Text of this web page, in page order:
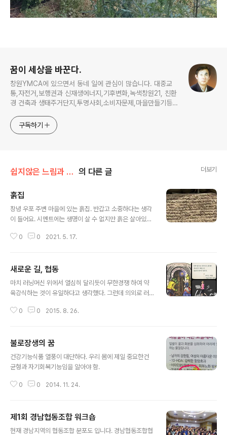
꿈이 세상을 바꾼다.
창원YMCA에 있으면서 동네 일에 관심이 많습니다. 대중교
통,자전거,보행권과 신재생에너지,기후변화,녹색창원21, 친환
경 건축과 생태주거단지,투명사회,소비자문제,마을만들기등...
구독하기
쉽지않은 느림과 비움 의 다른 글 더보기
훍집
창녕 우포 주변 마을에 있는 흙집. 반갑고 소중하다는 생각
이 들어요. 시멘트에는 생명이 살 수 없지만 흙은 살아있어
0 0 2021. 5. 17.
새로운 길, 협동
마치 러닝머신 위에서 열심히 달리듯이 무한경쟁 하여 약
육강식하는 것이 유일하다고 생각했다. 그런데 의외로 러
다. ​​​​ 0 0 2015. 8. 26.
불로장생의 꿈
건강기능식품 열풍이 대단하다. 우리 몸에 제일 중요한건
균형과 자기회복기능임을 알아야 함. ​​​​​
0 0 2014. 11. 24.
제1회 경남협동조합 워크숍
현재 경남지역의 협동조합 분포도 입니다. 경남협동조합협